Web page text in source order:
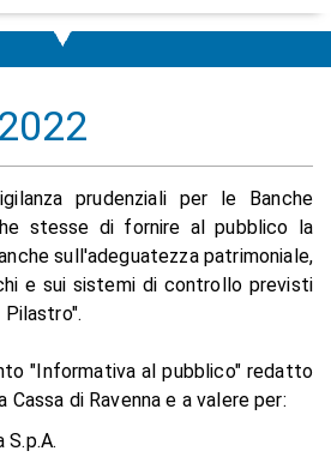
prudenziali per le Banche
stesse di fornire al pubblico la
sull'adeguatezza patrimoniale,
e sui sistemi di controllo previsti
"Informativa al pubblico" redatto
Cassa di Ravenna e a valere per:
S.p.A.